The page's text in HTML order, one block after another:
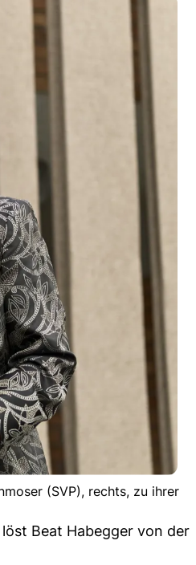
(SVP), rechts, zu ihrer
Beat Habegger von der